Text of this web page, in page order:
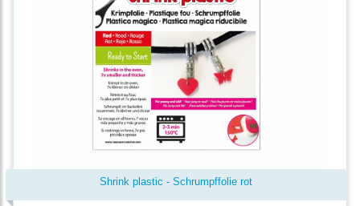
Shrink plastic - Schrumpffolie rot